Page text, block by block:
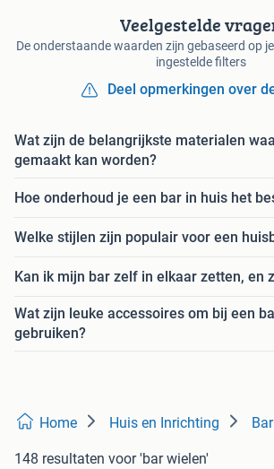
Veelgestelde
De onderstaande waarden zijn gebaseerd op
ingestelde filters
Deel opmerkingen over
Wat zijn de belangrijkste materialen
gemaakt kan worden?
Hoe onderhoud je een bar in huis het
Welke stijlen zijn populair voor een
Kan ik mijn bar zelf in elkaar zetten, en
Wat zijn leuke accessoires om bij een
gebruiken?
Home Huis en Inrichting
148 resultaten voor 'bar wielen'